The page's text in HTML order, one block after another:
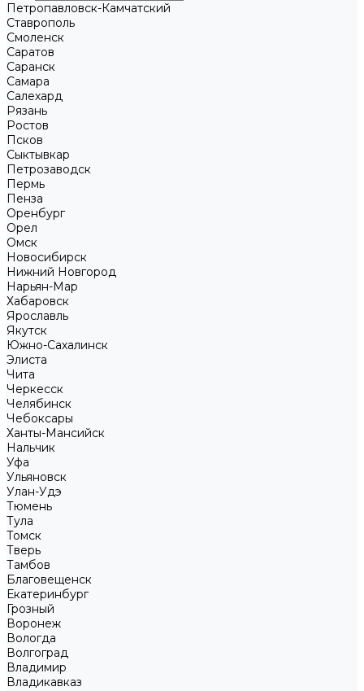
Петропавловск-Камчатский
Ставрополь
Смоленск
Саратов
Саранск
Самара
Салехард
Рязань
Ростов
Псков
Сыктывкар
Петрозаводск
Пермь
Пенза
Оренбург
Орел
Омск
Новосибирск
Нижний Новгород
Нарьян-Мар
Хабаровск
Ярославль
Якутск
Южно-Сахалинск
Элиста
Чита
Черкесск
Челябинск
Чебоксары
Ханты-Мансийск
Нальчик
Уфа
Ульяновск
Улан-Удэ
Тюмень
Тула
Томск
Тверь
Тамбов
Благовещенск
Екатеринбург
Грозный
Воронеж
Вологда
Волгоград
Владимир
Владикавказ